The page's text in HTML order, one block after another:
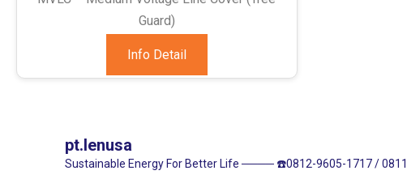
Guard)
Info Detail
pt.lenusa
Sustainable Energy For Better Life ──── ☎️0812-9605-1717 /